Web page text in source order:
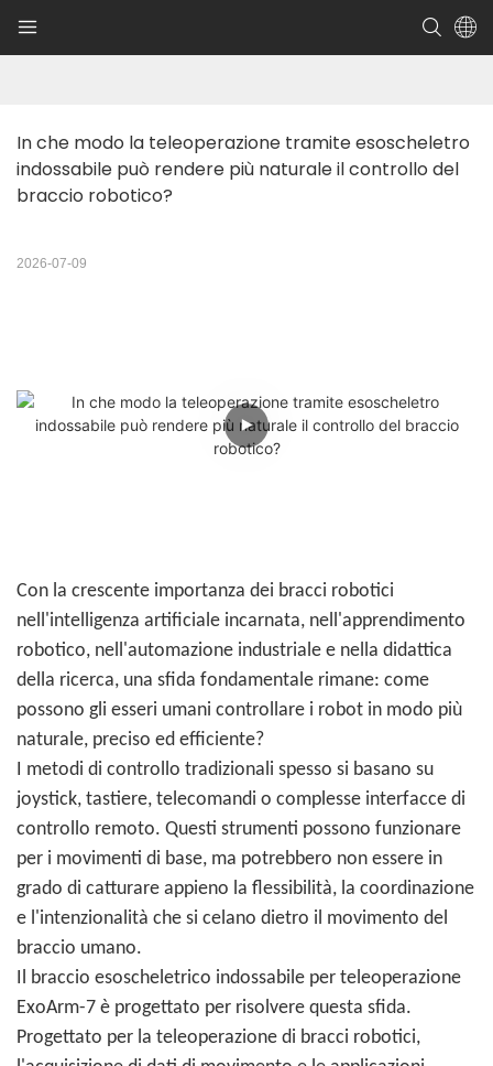
In che modo la teleoperazione tramite esoscheletro
indossabile può rendere più naturale il controllo del
braccio robotico?
2026-07-09
Con la crescente importanza dei bracci robotici
nell'intelligenza artificiale incarnata, nell'apprendimento
robotico, nell'automazione industriale e nella didattica
della ricerca, una sfida fondamentale rimane: come
possono gli esseri umani controllare i robot in modo più
naturale, preciso ed efficiente?
I metodi di controllo tradizionali spesso si basano su
joystick, tastiere, telecomandi o complesse interfacce di
controllo remoto. Questi strumenti possono funzionare
per i movimenti di base, ma potrebbero non essere in
grado di catturare appieno la flessibilità, la coordinazione
e l'intenzionalità che si celano dietro il movimento del
braccio umano.
Il braccio esoscheletrico indossabile per teleoperazione
ExoArm-7 è progettato per risolvere questa sfida.
Progettato per la teleoperazione di bracci robotici,